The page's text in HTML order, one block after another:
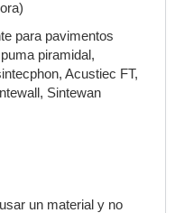
para pavimentos
piramidal,
Acustiec FT,
Sintewan
un material y no